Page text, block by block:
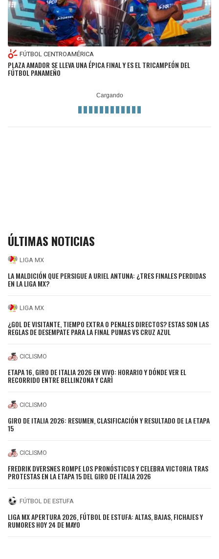
FÚTBOL CENTROAMÉRICA
PLAZA AMADOR SE LLEVA UNA ÉPICA FINAL Y ES EL TRICAMPEÓN DEL
FÚTBOL PANAMEÑO
ÚLTIMAS NOTICIAS
LIGA MX
LA MALDICIÓN QUE PERSIGUE A URIEL ANTUNA: ¿TRES FINALES PERDIDAS
EN LA LIGA MX?
LIGA MX
¿GOL DE VISITANTE, TIEMPO EXTRA O PENALES DIRECTOS? ESTAS SON LAS
REGLAS DE DESEMPATE PARA LA FINAL PUMAS VS CRUZ AZUL
CICLISMO
ETAPA 16, GIRO DE ITALIA 2026 EN VIVO: HORARIO Y DÓNDE VER EL
RECORRIDO ENTRE BELLINZONA Y CARÌ
CICLISMO
GIRO DE ITALIA 2026: RESUMEN, CLASIFICACIÓN Y RESULTADO DE LA ETAPA
15
CICLISMO
FREDRIK DVERSNES ROMPE LOS PRONÓSTICOS Y CELEBRA VICTORIA TRAS
PROTESTAS EN LA ETAPA 15 DEL GIRO DE ITALIA 2026
FÚTBOL DE ESTUFA
LIGA MX APERTURA 2026, FÚTBOL DE ESTUFA: ALTAS, BAJAS, FICHAJES Y
RUMORES HOY 24 DE MAYO